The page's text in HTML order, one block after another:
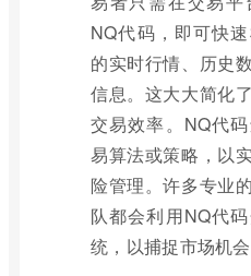
NQ代码，即可快
的实时行情、历史
信息。这大大简化
交易效率。NQ代
易算法或策略，以
险管理。许多专业
队都会利用NQ代
统，以捕捉市场机会